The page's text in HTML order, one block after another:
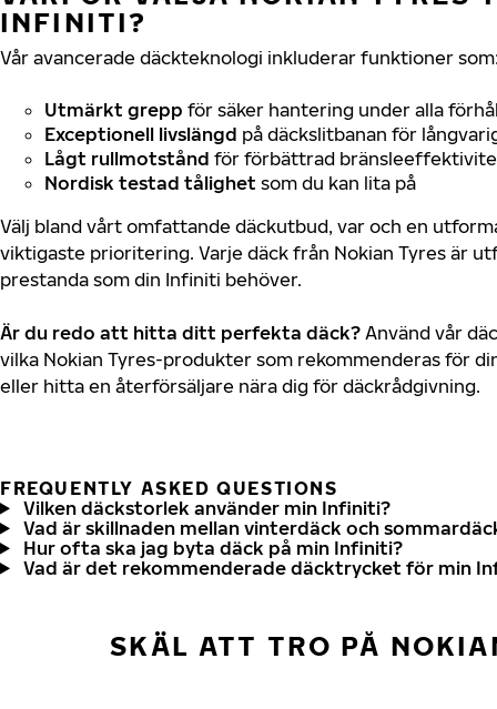
INFINITI?
Vår avancerade däckteknologi inkluderar funktioner
Utmärkt grepp för säker hantering under alla
Exceptionell livslängd på däckslitbanan för
Lågt rullmotstånd för förbättrad
Nordisk testad tålighet som du kan lita på
Välj bland vårt omfattande däckutbud, var och en
viktigaste prioritering. Varje däck från Nokian Tyres är
prestanda som din Infiniti behöver.
Är du redo att hitta ditt perfekta däck? Använd vår
vilka Nokian Tyres-produkter som rekommenderas för
eller hitta en återförsäljare nära dig för däckrådgivning.
FREQUENTLY ASKED QUESTIONS
Vilken däckstorlek använder min Infiniti?
Vad är skillnaden mellan vinterdäck och
Hur ofta ska jag byta däck på min Infiniti?
Vad är det rekommenderade däcktrycket för min
SKÄL ATT TRO PÅ